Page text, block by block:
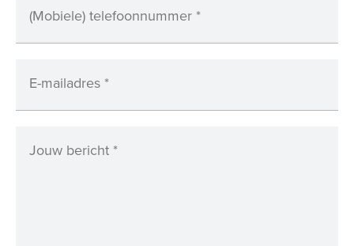
(Mobiele) telefoonnummer *
E-mailadres *
Jouw bericht *